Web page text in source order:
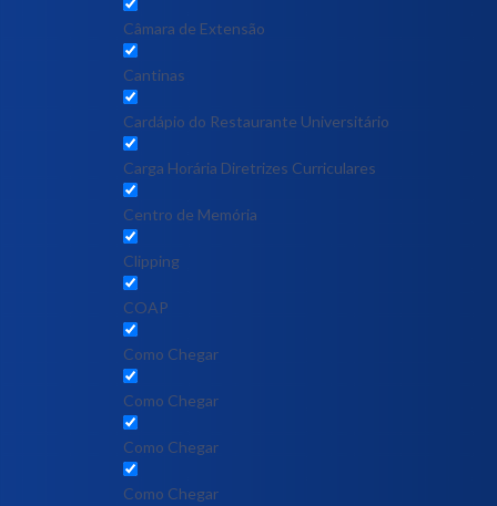
Câmara de Extensão
Cantinas
Cardápio do Restaurante Universitário
Carga Horária Diretrizes Curriculares
Centro de Memória
Clipping
COAP
Como Chegar
Como Chegar
Como Chegar
Como Chegar